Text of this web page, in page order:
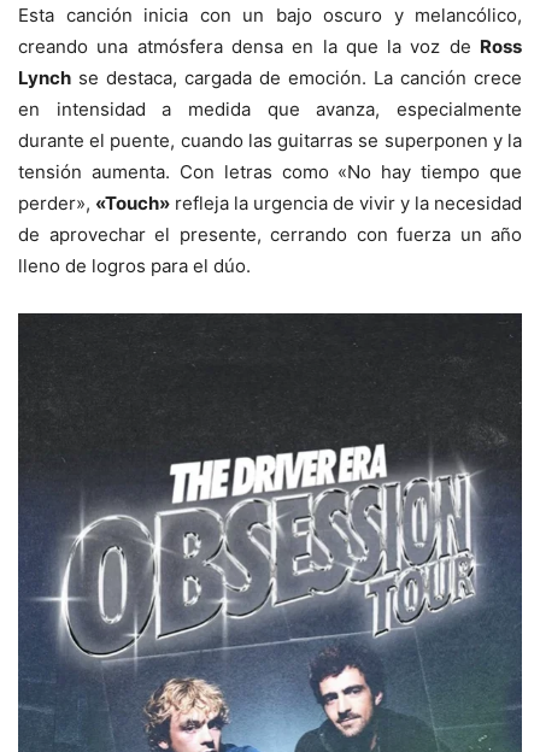
Esta canción inicia con un bajo oscuro y melancólico,
creando una atmósfera densa en la que la voz de Ross
Lynch se destaca, cargada de emoción. La canción crece
en intensidad a medida que avanza, especialmente
durante el puente, cuando las guitarras se superponen y la
tensión aumenta. Con letras como «No hay tiempo que
perder», «Touch» refleja la urgencia de vivir y la necesidad
de aprovechar el presente, cerrando con fuerza un año
lleno de logros para el dúo.